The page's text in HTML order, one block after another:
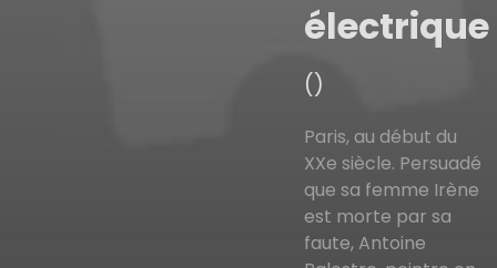
électrique
()
Paris, au début du
XXe siècle. Persuadé
que sa femme Irène
est morte par sa
faute, Antoine